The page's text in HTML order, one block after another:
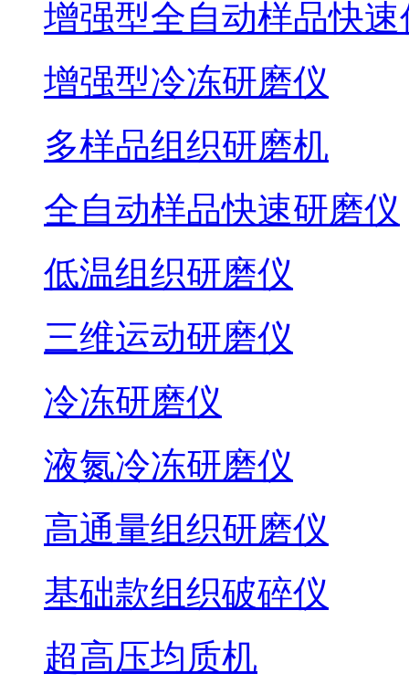
增强型全自动样品快速
增强型冷冻研磨仪
多样品组织研磨机
全自动样品快速研磨仪
低温组织研磨仪
三维运动研磨仪
冷冻研磨仪
液氮冷冻研磨仪
高通量组织研磨仪
基础款组织破碎仪
超高压均质机